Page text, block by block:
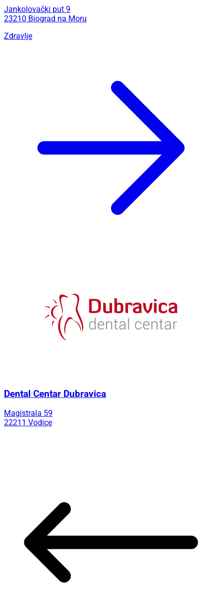
Jankolovački put 9
23210 Biograd na Moru
Zdravlje
Dental Centar Dubravica
Magistrala 59
22211 Vodice